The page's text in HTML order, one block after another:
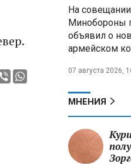
На
Минобороны
объявил о
армейском
07 августа 2026,
МНЕНИЯ